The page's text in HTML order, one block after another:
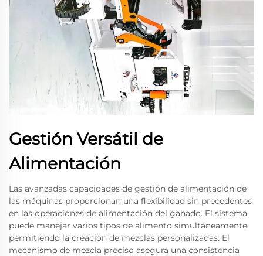
Gestión Versátil de
Alimentación
Las avanzadas capacidades de gestión de alimentación de
las máquinas proporcionan una flexibilidad sin precedentes
en las operaciones de alimentación del ganado. El sistema
puede manejar varios tipos de alimento simultáneamente,
permitiendo la creación de mezclas personalizadas. El
mecanismo de mezcla preciso asegura una consistencia